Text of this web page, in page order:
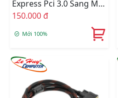
Express Pci 3.0 Sang M2
(ngff) SSD
150.000 đ
Mới 100%